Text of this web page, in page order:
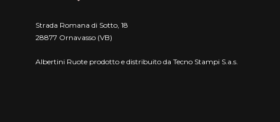
Strada Romana di Sotto, 18
28877 Ornavasso (VB)
Albertini Ruote prodotto e distribuito da Tecno Stampi S.a.s.